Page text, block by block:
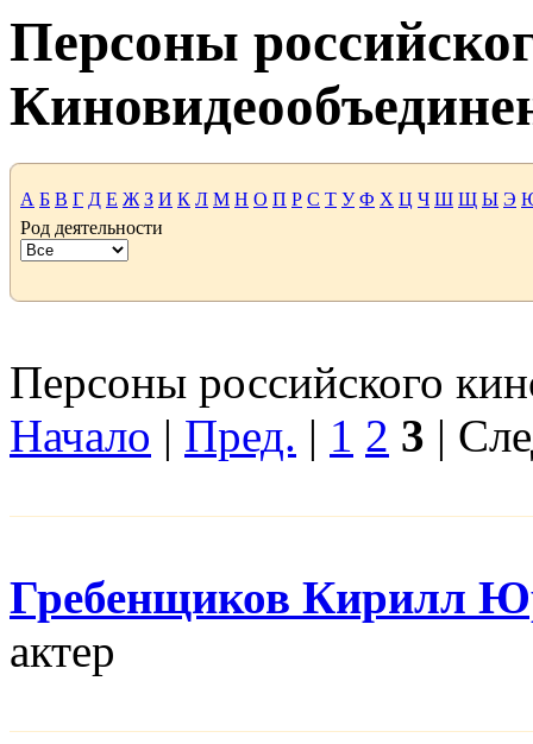
Персоны
А Б В Г Д Е Ж З И К Л М Н О П Р С Т У Ф Х Ц Ч Ш Щ Ы Э
Род деятельности
Персоны российского
Начало | Пред. | 1 2 3 |
Гребенщиков Кирилл
актер